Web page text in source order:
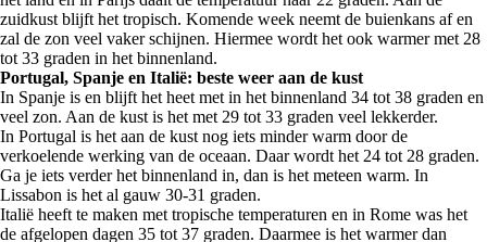
zuidkust blijft het tropisch. Komende week neemt de buienkans af en
zal de zon veel vaker schijnen. Hiermee wordt het ook warmer met 28
tot 33 graden in het binnenland.
Portugal, Spanje en Italië: beste weer aan de kust
In Spanje is en blijft het heet met in het binnenland 34 tot 38 graden en
veel zon. Aan de kust is het met 29 tot 33 graden veel lekkerder.
In Portugal is het aan de kust nog iets minder warm door de
verkoelende werking van de oceaan. Daar wordt het 24 tot 28 graden.
Ga je iets verder het binnenland in, dan is het meteen warm. In
Lissabon is het al gauw 30-31 graden.
Italië heeft te maken met tropische temperaturen en in Rome was het
de afgelopen dagen 35 tot 37 graden. Daarmee is het warmer dan